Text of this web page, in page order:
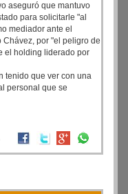
aseguró que mantuvo
para solicitarle "al
mediador ante el
por "el peligro de
el holding liderado por
tenido que ver con una
personal que se